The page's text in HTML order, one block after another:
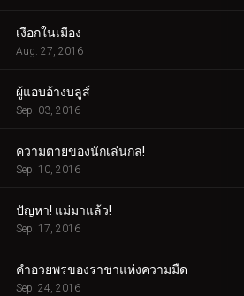
เงือกในเมือง
Aug. 27, 2016
ผู้แอบอ้างบลูส์
Sep. 03, 2016
ความตายของนักเล่นกล!
Sep. 10, 2016
ปัญหา! แม่มาแล้ว!
Sep. 17, 2016
คำอวยพรของราชาแห่งความมืด
Sep. 24, 2016